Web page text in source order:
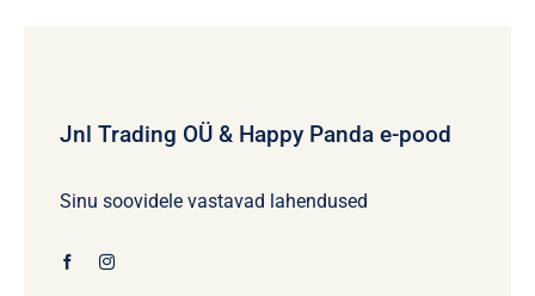
Jnl Trading OÜ & Happy Panda e-pood
Sinu soovidele vastavad lahendused